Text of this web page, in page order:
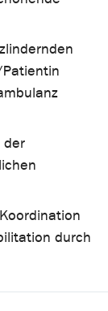
der
durch